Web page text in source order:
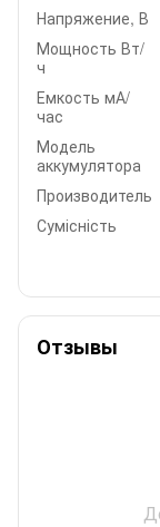
Напряжение, В
Мощность Вт/
ч
Емкость мА/
час
Модель
аккумулятора
Производитель
Сумісність
Отзывы